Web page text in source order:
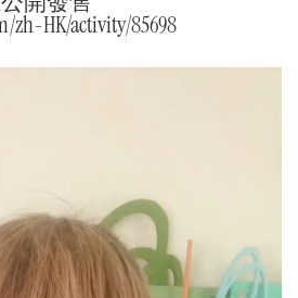
zh-HK/activity/85698